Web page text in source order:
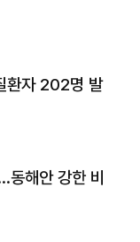
환자 202명 발
동해안 강한 비